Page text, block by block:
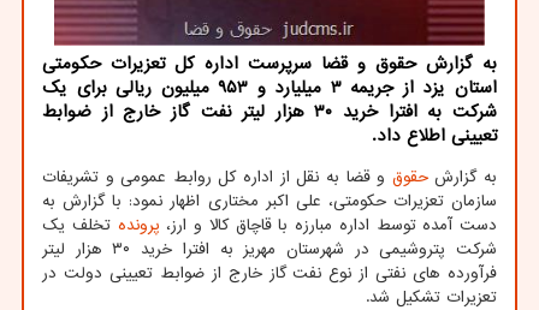
به گزارش حقوق و قضا سرپرست اداره كل تعزیرات حكومتی
استان یزد از جریمه ۳ میلیارد و ۹۵۳ میلیون ریالی برای یك
شركت به افترا خرید ۳۰ هزار لیتر نفت گاز خارج از ضوابط
تعیینی اطلاع داد.
به گزارشحقوق و قضا به نقل از اداره کل روابط عمومی و تشریفات
سازمان تعزیرات حکومتی، علی اکبر مختاری اظهار نمود: با گزارش به
دست آمده توسط اداره مبارزه با قاچاق کالا و ارز، پرونده تخلف یک
شرکت پتروشیمی در شهرستان مهریز به افترا خرید ۳۰ هزار لیتر
فرآورده های نفتی از نوع نفت گاز خارج از ضوابط تعیینی دولت در
تعزیرات تشکیل شد.